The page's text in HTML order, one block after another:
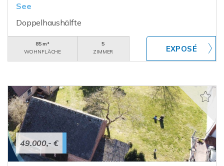
See
Doppelhaushälfte
85 m²
WOHNFLÄCHE
5
ZIMMER
49.000,- €